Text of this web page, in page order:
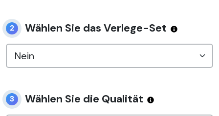
2 Wählen Sie das Verlege-Set
3 Wählen Sie die Qualität